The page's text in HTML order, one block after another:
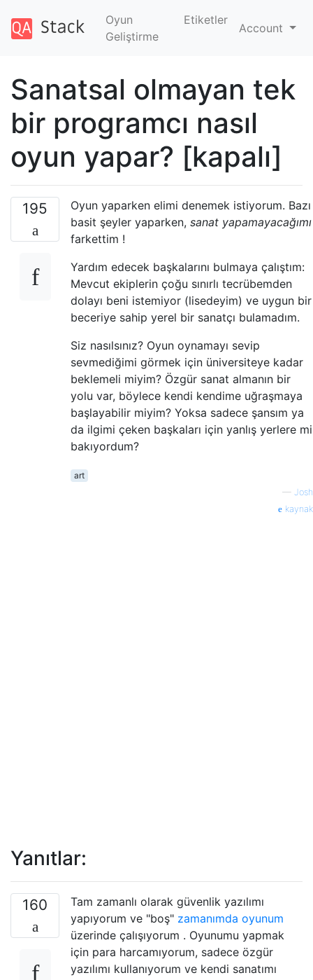
Oyun
Geliştirme
Etiketler
Account
Sanatsal olmayan tek
bir programcı nasıl
oyun yapar? [kapalı]
195
Oyun yaparken elimi denemek istiyorum. Bazı
basit şeyler yaparken, sanat yapamayacağımı
farkettim !
Yardım edecek başkalarını bulmaya çalıştım:
Mevcut ekiplerin çoğu sınırlı tecrübemden
dolayı beni istemiyor (lisedeyim) ve uygun bir
beceriye sahip yerel bir sanatçı bulamadım.
Siz nasılsınız? Oyun oynamayı sevip
sevmediğimi görmek için üniversiteye kadar
beklemeli miyim? Özgür sanat almanın bir
yolu var, böylece kendi kendime uğraşmaya
başlayabilir miyim? Yoksa sadece şansım ya
da ilgimi çeken başkaları için yanlış yerlere mi
bakıyordum?
art
— Josh
kaynak
Yanıtlar:
160
Tam zamanlı olarak güvenlik yazılımı
yapıyorum ve "boş" zamanımda oyunum
üzerinde çalışıyorum . Oyunumu yapmak
için para harcamıyorum, sadece özgür
yazılımı kullanıyorum ve kendi sanatımı